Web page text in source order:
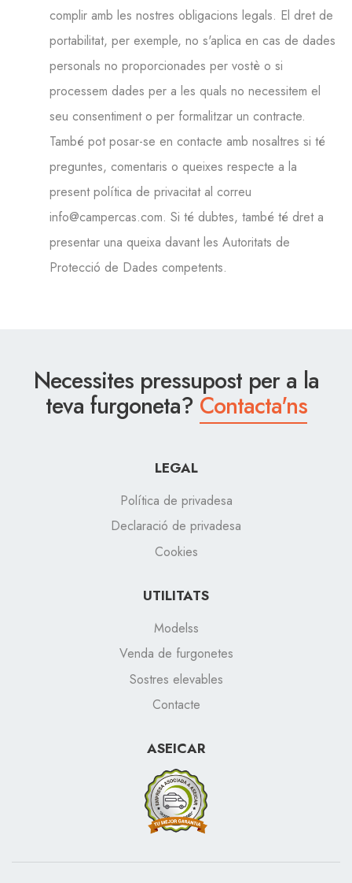
complir amb les nostres obligacions legals. El dret de
portabilitat, per exemple, no s'aplica en cas de dades
personals no proporcionades per vostè o si
processem dades per a les quals no necessitem el
seu consentiment o per formalitzar un contracte.
També pot posar-se en contacte amb nosaltres si té
preguntes, comentaris o queixes respecte a la
present política de privacitat al correu
info@campercas.com. Si té dubtes, també té dret a
presentar una queixa davant les Autoritats de
Protecció de Dades competents.
Necessites pressupost per a la
teva furgoneta? Contacta'ns
LEGAL
Política de privadesa
Declaració de privadesa
Cookies
UTILITATS
Modelss
Venda de furgonetes
Sostres elevables
Contacte
ASEICAR